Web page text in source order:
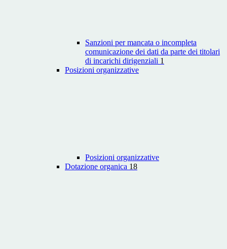
Sanzioni per mancata o incompleta
comunicazione dei dati da parte dei titolari
di incarichi dirigenziali 1
Posizioni organizzative
Posizioni organizzative
Dotazione organica 18